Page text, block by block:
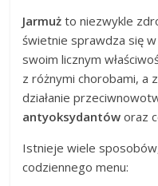
Jarmuż to niezwykle
świetnie sprawdza się
swoim licznym
z różnymi chorobami, a
działanie
antyoksydantów oraz
Istnieje wiele
codziennego menu: